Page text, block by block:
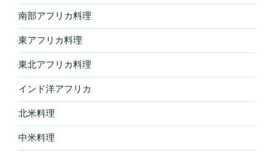
南部アフリカ料理
東アフリカ料理
東北アフリカ料理
インド洋アフリカ
北米料理
中米料理